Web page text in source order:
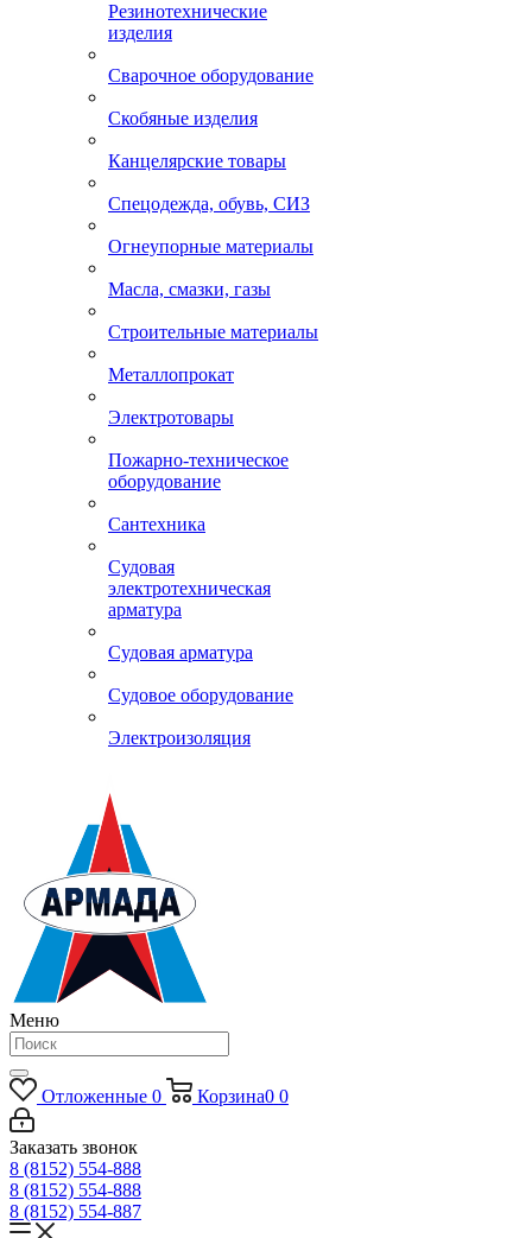
Резинотехнические
изделия
Сварочное оборудование
Скобяные изделия
Канцелярские товары
Спецодежда, обувь, СИЗ
Огнеупорные материалы
Масла, смазки, газы
Строительные материалы
Металлопрокат
Электротовары
Пожарно-техническое
оборудование
Сантехника
Судовая
электротехническая
арматура
Судовая арматура
Судовое оборудование
Электроизоляция
Меню
Отложенные 0 Корзина0 0
Заказать звонок
8 (8152) 554-888
8 (8152) 554-888
8 (8152) 554-887